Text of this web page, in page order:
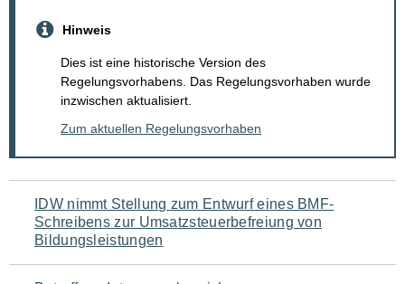
Hinweis
Dies ist eine historische Version des
Regelungsvorhabens. Das Regelungsvorhaben wurde
inzwischen aktualisiert.
Zum aktuellen Regelungsvorhaben
Navigation
für
den
IDW nimmt Stellung zum Entwurf eines BMF-
Schreibens zur Umsatzsteuerbefreiung von
Bildungsleistungen